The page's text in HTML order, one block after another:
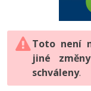
SQL a
PHP
JavaScript
Python
C#
PHP -80%
Adobe
Adobe
Toto není
jiné
schváleny.